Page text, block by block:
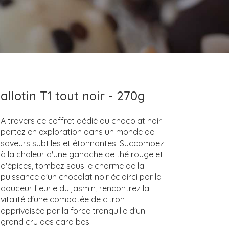
T1 tout noir - 270g
A travers ce coffret dédié au chocolat noir
partez en exploration dans un monde de
saveurs subtiles et étonnantes. Succombez
à la chaleur d'une ganache de thé rouge et
d'épices, tombez sous le charme de la
puissance d'un chocolat noir éclairci par la
douceur fleurie du jasmin, rencontrez la
vitalité d'une compotée de citron
apprivoisée par la force tranquille d'un
grand cru des caraïbes